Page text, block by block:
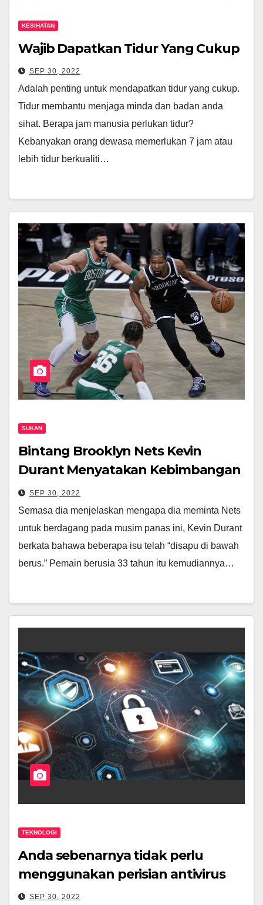
KESIHATAN
Wajib Dapatkan Tidur Yang Cukup
SEP 30, 2022
Adalah penting untuk mendapatkan tidur yang cukup.
Tidur membantu menjaga minda dan badan anda
sihat. Berapa jam manusia perlukan tidur?
Kebanyakan orang dewasa memerlukan 7 jam atau
lebih tidur berkualiti…
SUKAN
Bintang Brooklyn Nets Kevin
Durant Menyatakan Kebimbangan
Mengenai Daya Maju Jangka
Panjang Pasukan Itu.
SEP 30, 2022
Semasa dia menjelaskan mengapa dia meminta Nets
untuk berdagang pada musim panas ini, Kevin Durant
berkata bahawa beberapa isu telah “disapu di bawah
berus.” Pemain berusia 33 tahun itu kemudiannya…
TEKNOLOGI
Anda sebenarnya tidak perlu
menggunakan perisian antivirus
SEP 30, 2022